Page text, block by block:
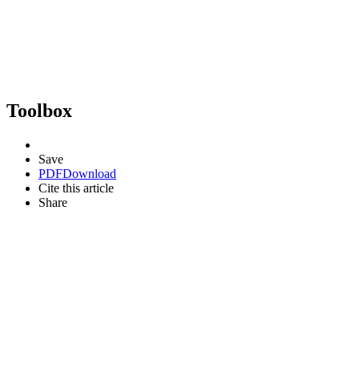
Toolbox
Save
PDFDownload
Cite this article
Share